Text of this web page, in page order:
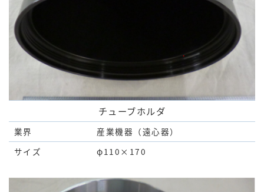
チューブホルダ
業界
産業機器（遠心器）
サイズ
φ110×170